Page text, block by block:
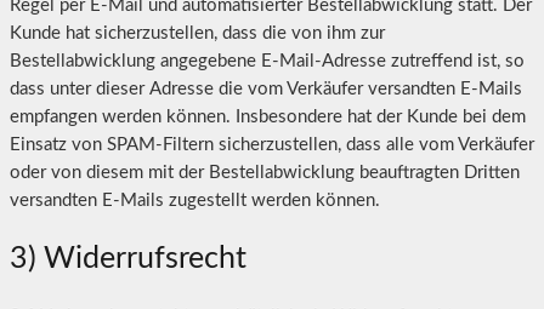
Regel per E-Mail und automatisierter Bestellabwicklung statt. Der
Kunde hat sicherzustellen, dass die von ihm zur
Bestellabwicklung angegebene E-Mail-Adresse zutreffend ist, so
dass unter dieser Adresse die vom Verkäufer versandten E-Mails
empfangen werden können. Insbesondere hat der Kunde bei dem
Einsatz von SPAM-Filtern sicherzustellen, dass alle vom Verkäufer
oder von diesem mit der Bestellabwicklung beauftragten Dritten
versandten E-Mails zugestellt werden können.
3) Widerrufsrecht